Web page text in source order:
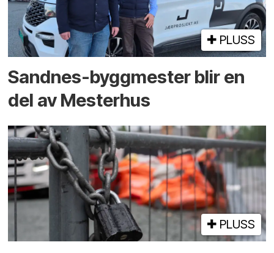
PLUSS
Sandnes-byggmester blir en
del av Mesterhus
PLUSS